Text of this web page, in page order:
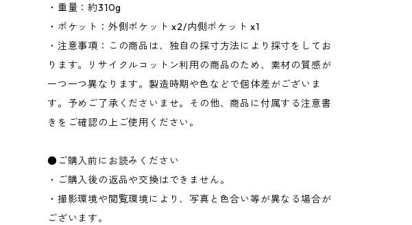
・重量：約310g
・ポケット：外側ポケット x2/内側ポケット x1
・注意事項：この商品は、独自の採寸方法により採寸をしてお
ります。リサイクルコットン利用の商品のため、素材の質感が
一つ一つ異なります。製造時期や色などで個体差がございま
す。予めご了承くださいませ。その他、商品に付属する注意書
きをご確認の上ご使用ください。
●ご購入前にお読みください
・ご購入後の返品や交換はできません。
・撮影環境や閲覧環境により、写真と色合い等が異なる場合が
ございます。